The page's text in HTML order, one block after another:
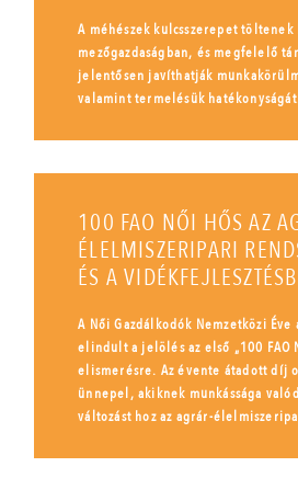
A méhészek kulcsszerepet töltenek
mezőgazdaságban, és megfelelő
jelentősen javíthatják
valamint termelésük
100 FAO NŐI HŐS AZ
ÉLELMISZERIPARI
ÉS A
A Női Gazdálkodók Nemzetközi
elindult a jelölés az első „100 FAO
elismerésre. Az évente átadott díj
ünnepel, akiknek munkássága
változást hoz az agrár-